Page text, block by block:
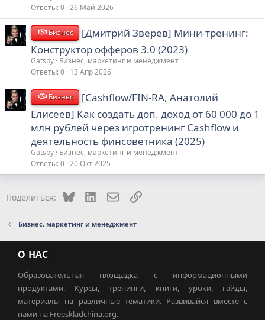
Ответы 0 26 Май 2026
Бизнес
[Дмитрий Зверев] Мини-тренинг:
Конструктор офферов 3.0 (2023)
Gatsby Бизнес, маркетинг и менеджмент
Ответы 0 13 Апр 2026
Бизнес
[Cashflow/FIN-RA, Анатолий
Елисеев] Как создать доп. доход от 60 000 до 1
млн рублей через игротренинг Cashflow и
деятельность финсоветника (2025)
Gatsby Бизнес, маркетинг и менеджмент
Ответы 0 20 Окт 2025
Поделиться: Bluesky LinkedInЭлектронная почта
Ссылка
Бизнес, маркетинг и менеджмент
О НАС
Образовательная площадка с информационными
продуктами. Курсы, тренинги, книги, уроки, гайды,
материалы на различные тематики. Развивайся вместе с
нами на Freeskladchina.org.